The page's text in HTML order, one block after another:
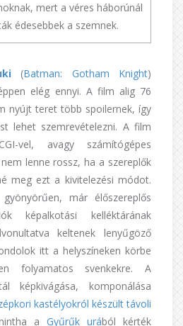
mert a véres háborúnál
édesebbek a szemnek.
(Batman: Gotham Knight)
elég ennyi. A film alig 76
nyújt teret több spoilernek, így
lehet szemrevételezni. A film
vel, avagy számítógépes
lenne rossz, ha a szereplők
meg ezt a kivitelezési módot.
már élőszereplős
képalkotási kelléktárának
keltenek lenyűgöző
itt a helyszíneken körbe
folyamatos svenkekre. A
képkivágása, komponálása
kastélyokról készült távoli
a Gyűrűk urából kérték